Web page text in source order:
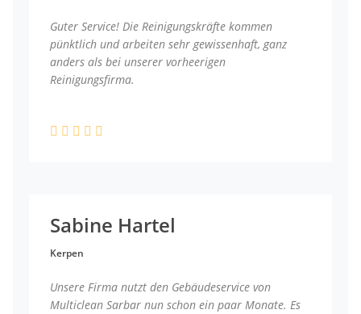
Guter Service! Die Reinigungskräfte kommen
pünktlich und arbeiten sehr gewissenhaft, ganz
anders als bei unserer vorheerigen
Reinigungsfirma.
Sabine Hartel
Kerpen
Unsere Firma nutzt den Gebäudeservice von
Multiclean Sarbar nun schon ein paar Monate. Es